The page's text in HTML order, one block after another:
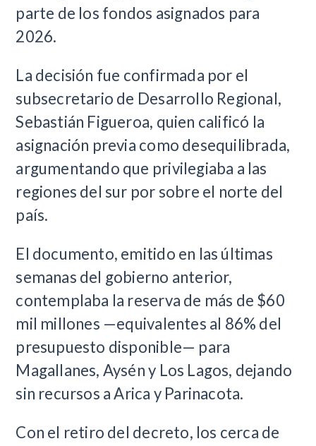
parte de los fondos asignados para
2026.
La decisión fue confirmada por el
subsecretario de Desarrollo Regional,
Sebastián Figueroa, quien calificó la
asignación previa como desequilibrada,
argumentando que privilegiaba a las
regiones del sur por sobre el norte del
país.
El documento, emitido en las últimas
semanas del gobierno anterior,
contemplaba la reserva de más de $60
mil millones —equivalentes al 86% del
presupuesto disponible— para
Magallanes, Aysén y Los Lagos, dejando
sin recursos a Arica y Parinacota.
Con el retiro del decreto, los cerca de